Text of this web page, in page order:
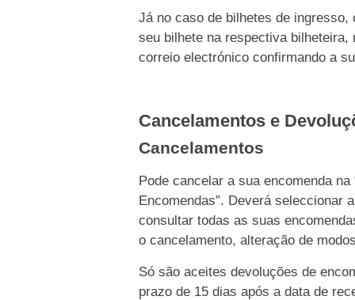
Já no caso de bilhetes de
seu bilhete na respectiva bilheteira,
correio electrónico confirmando a
Cancelamentos e
Cancelamentos
Pode cancelar a sua encomenda
Encomendas”. Deverá seleccionar
consultar todas as suas
o cancelamento, alteração de
Só são aceites devoluções de
prazo de 15 dias após a data de